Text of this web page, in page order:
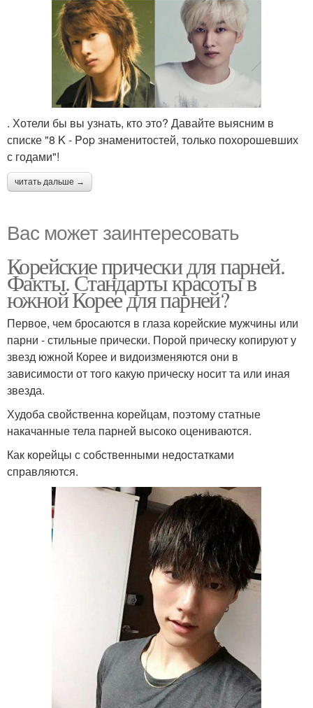
. Хотели бы вы узнать, кто это? Давайте выясним в
списке "8 K - Pop знаменитостей, только похорошевших
с годами"!
читать дальше →
Вас может заинтересовать
Корейские прически для парней.
Факты. Стандарты красоты в
южной Корее для парней?
Первое, чем бросаются в глаза корейские мужчины или
парни - стильные прически. Порой прическу копируют у
звезд южной Корее и видоизменяются они в
зависимости от того какую прическу носит та или иная
звезда.
Худоба свойственна корейцам, поэтому статные
накачанные тела парней высоко оцениваются.
Как корейцы с собственными недостатками
справляются.